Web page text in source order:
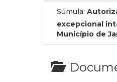
Súmula:
excepcional
Município de